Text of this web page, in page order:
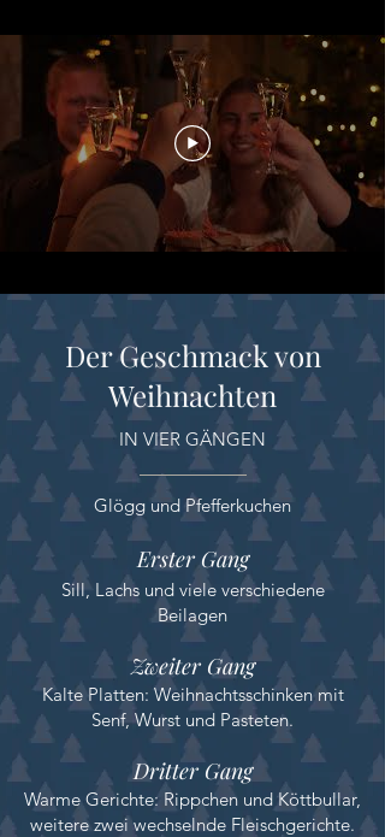
Der Geschmack von
Weihnachten
IN VIER GÄNGEN
Glögg und Pfefferkuchen
Erster Gang
Sill, Lachs und viele verschiedene
Beilagen
Zweiter Gang
Kalte Platten: Weihnachtsschinken mit
Senf, Wurst und Pasteten.
Dritter Gang
Warme Gerichte: Rippchen und Köttbullar,
weitere zwei wechselnde Fleischgerichte.